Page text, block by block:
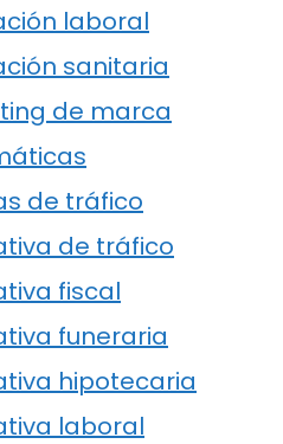
laboral
sanitaria
de marca
de tráfico
de tráfico
fiscal
funeraria
hipotecaria
laboral